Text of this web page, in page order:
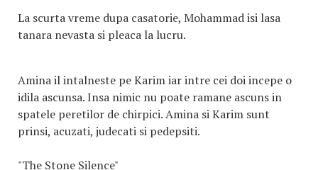
La scurta vreme dupa casatorie, Mohammad isi lasa
tanara nevasta si pleaca la lucru.
Amina il intalneste pe Karim iar intre cei doi incepe o
idila ascunsa. Insa nimic nu poate ramane ascuns in
spatele peretilor de chirpici. Amina si Karim sunt
prinsi, acuzati, judecati si pedepsiti.
"The Stone Silence"